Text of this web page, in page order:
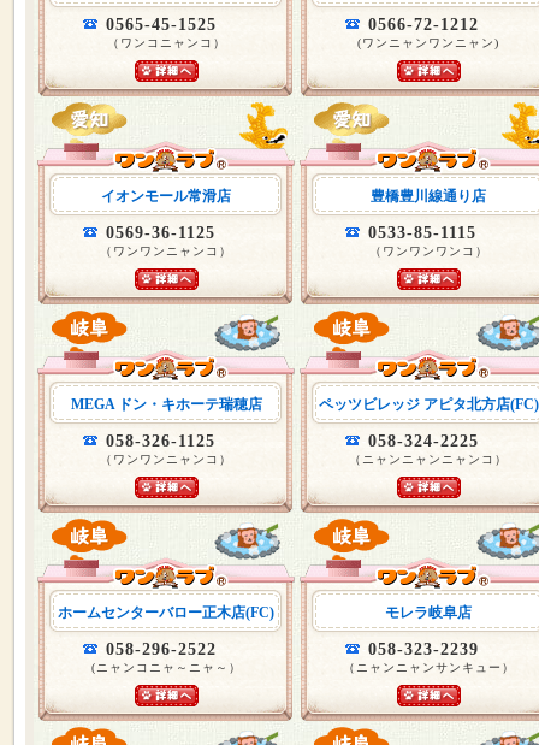
0565-45-1525
（ワンコニャンコ）
0566-72-1212
(ワンニャンワンニャン)
イオンモール常滑店
0569-36-1125
（ワンワンニャンコ）
豊橋豊川線通り店
0533-85-1115
（ワンワンワンコ）
MEGA ドン・キホーテ瑞穂店
058-326-1125
（ワンワンニャンコ）
ペッツビレッジ アピタ北方店(FC)
058-324-2225
（ニャンニャンニャンコ）
ホームセンターバロー正木店(FC)
058-296-2522
(ニャンコニャ～ニャ～）
モレラ岐阜店
058-323-2239
（ニャンニャンサンキュー）